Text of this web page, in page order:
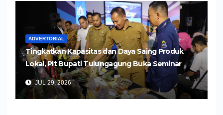
ADVERTORIAL
Tingkatkan Kapasitas dan Daya Saing Produk
Lokal, Plt Bupati Tulungagung Buka Seminar
Impor dan Ekspor Produk UMKM
JUL 29, 2026